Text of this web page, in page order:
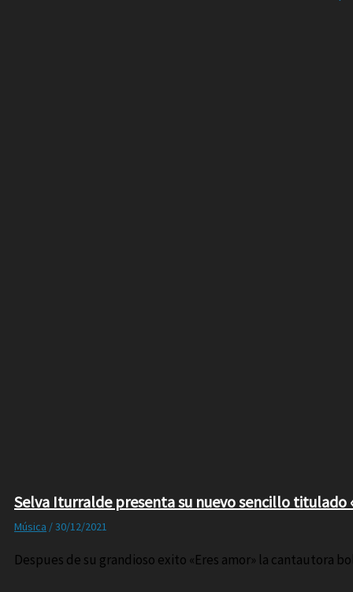
Selva Iturralde presenta su nuevo sencillo titulado
Música /30/12/2021
Despues de su grandioso exito «Eres amor» la